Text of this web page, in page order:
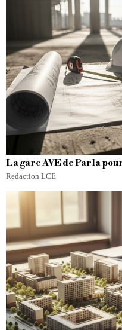
La gare AVE de Parla
Redaction LCE